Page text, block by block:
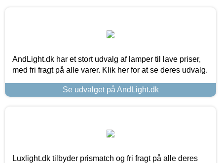
AndLight.dk har et stort udvalg af lamper til lave priser,
med fri fragt på alle varer. Klik her for at se deres udvalg.
Se udvalget på AndLight.dk
Luxlight.dk tilbyder prismatch og fri fragt på alle deres